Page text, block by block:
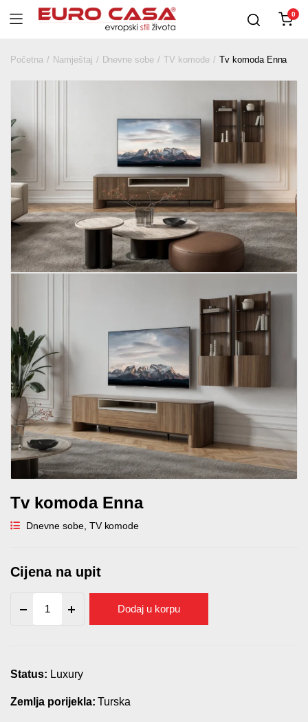
0
Početna Namještaj Dnevne sobe TV komode Tv komoda Enna
Tv komoda Enna
Dnevne sobe, TV komode
Cijena na upit
komoda
Enna
Dodaj u korpu
Status: Luxury
Zemlja porijekla: Turska